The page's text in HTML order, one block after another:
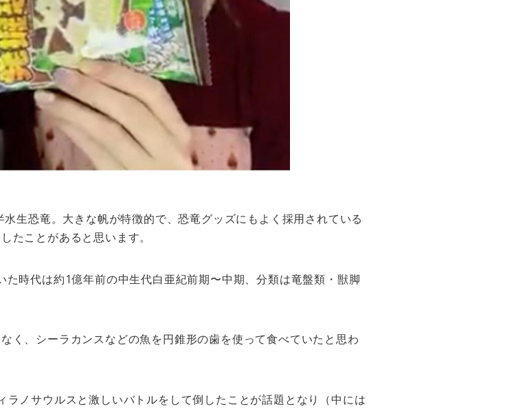
生恐竜。大きな帆が特徴的で、恐竜グッズにもよく採用されている
たことがあると思います。
時代は約1億年前の中生代白亜紀前期〜中期、分類は竜盤類・獣脚
く、シーラカンスなどの魚を円錐形の歯を使って食べていたと思わ
ノサウルスと激しいバトルをして倒したことが話題となり（中には